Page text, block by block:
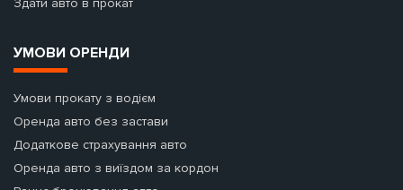
УМОВИ ОРЕНДИ
Умови прокату з водієм
Оренда авто без застави
Додаткове страхування авто
Оренда авто з виїздом за кордон